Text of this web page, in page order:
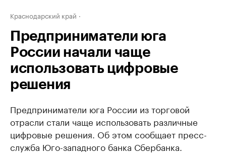
Краснодарский край
Предприниматели юга
России начали чаще
использовать цифровые
решения
Предприниматели юга России из торговой
отрасли стали чаще использовать различные
цифровые решения. Об этом сообщает пресс-
служба Юго-западного банка Сбербанка.